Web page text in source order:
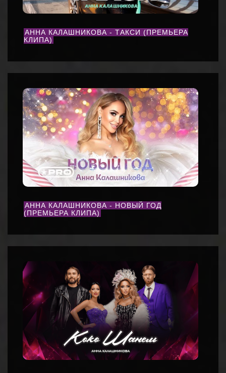
АННА КАЛАШНИКОВА - ТАКСИ (ПРЕМЬЕРА
КЛИПА)
АННА КАЛАШНИКОВА - НОВЫЙ ГОД
(ПРЕМЬЕРА КЛИПА)